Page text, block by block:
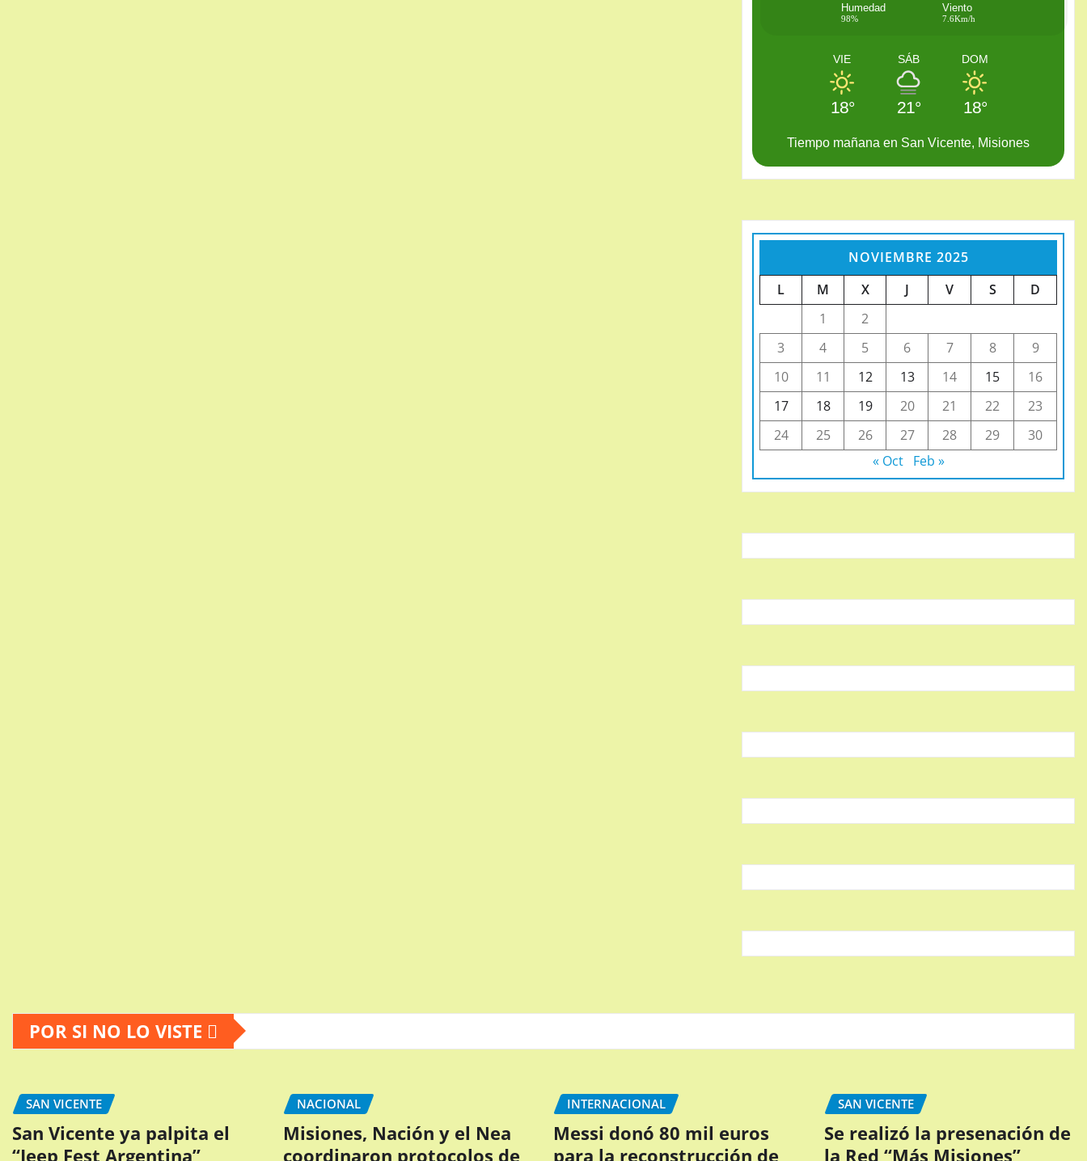
Humedad
98%
Viento
7.6Km/h
VIE
18°
SÁB
21°
DOM
18°
Tiempo mañana en San Vicente, Misiones
NOVIEMBRE 2025
L
M X J V S
D
1
2
3
4 5 6 7 8
9
10
11 12 13 14 15
16
17
18 19 20 21 22
23
24
25 26 27 28 29
30
« Oct
Feb »
POR SI NO LO VISTE
SAN VICENTE
San Vicente ya palpita el
“Jeep Fest Argentina”
NACIONAL
Misiones, Nación y el Nea
coordinaron protocolos de
INTERNACIONAL
Messi donó 80 mil euros
para la reconstrucción de
SAN VICENTE
Se realizó la presenación de
la Red “Más Misiones”